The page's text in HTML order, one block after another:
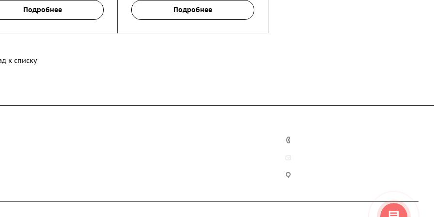
Подробнее Подробнее
к списку